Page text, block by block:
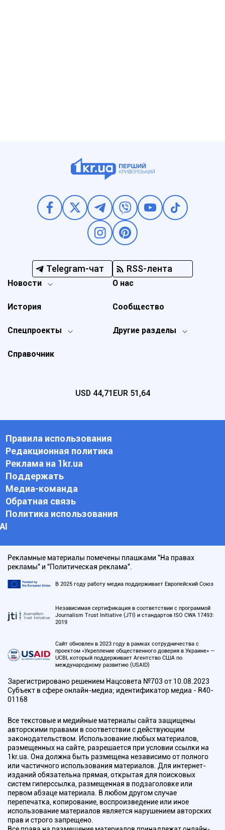
Telegram-чат RSS-лента
Новости
Спецпроекты Другие разделы
История
О нас
Справочник
Сообщество
USD 44,71 EUR 51,64
Правила использования
Редакционная политика
Реклама на 1kr.ua
Поддержать
Медиа-команда
Обратная связь
Политика использования
АI
Рекламные материалы помечены плашками "На правах
рекламы" и "Политическая реклама".
В 2025 году работу медиа поддерживает Европейский Союз
Независимая сертификация в соответствии с программой
Journalism Trust Initiative (JTI) и стандартов ISO CWA 17493:
2019
Сайт обновлен в 2023 году в рамках сотрудничества с
проектом «Укрепление общественного доверия в Украине» —
UCBI, который поддерживает Агентство США по
международному развитию (USAID)
Зарегистрировано решением Нацсовета №703 от 10.08.2023
Субъект в сфере онлайн-медиа; идентификатор медиа - R40-
01168
Все текстовые и медийные материалы сайта защищены
авторскими правами в соответствии с действующим
законодательством. Использование любых материалов,
размещенных на сайте, разрешается при условии ссылки на
1kr.ua. Она должна быть размещена независимо от полного
или частичного использования материалов. Для интернет-
изданий обязательна прямая, открытая для поисковых
систем гиперссылка, размещенная в подзаголовке или
первом абзаце материала. В любом другом случае
перепечатка, копирование, воспроизведение или иное
использование материалов является нарушением авторских
прав и строго запрещено.